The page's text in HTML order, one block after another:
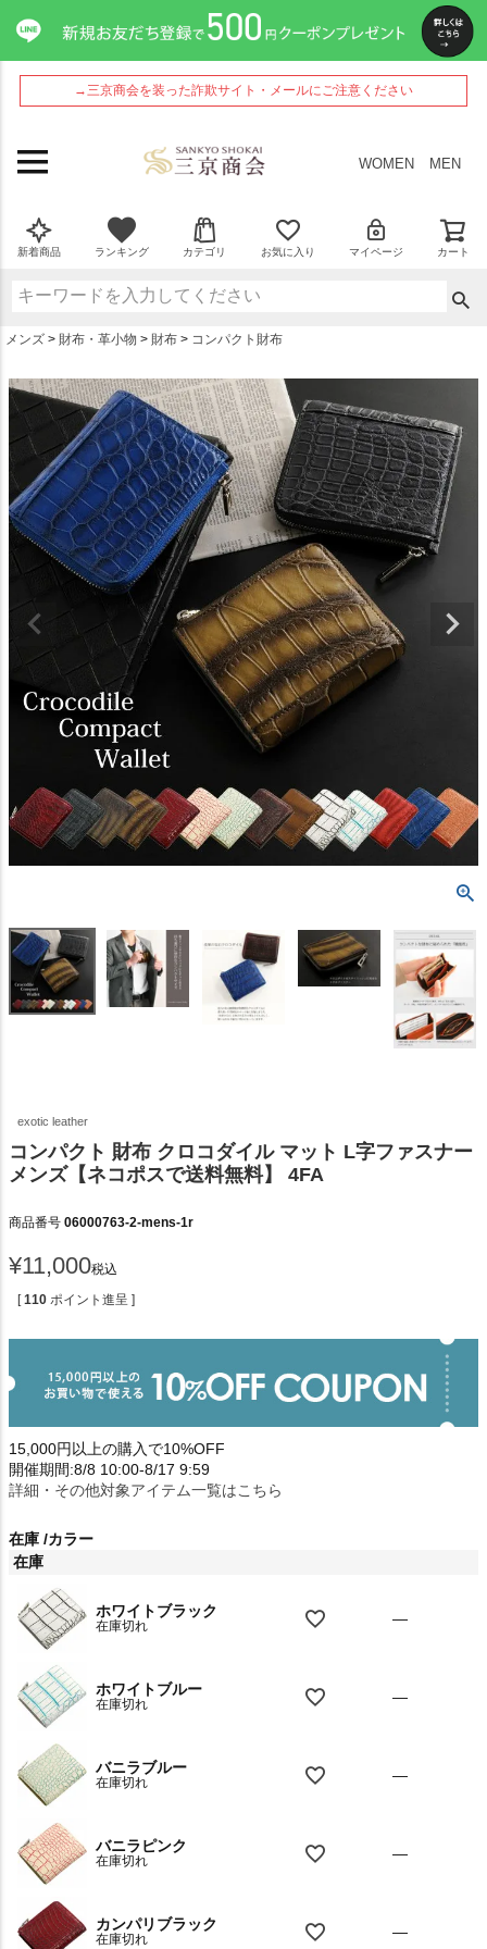
→三京商会を装った詐欺サイト・メールにご注意ください
WOMEN MEN
新着商品 ランキング カテゴリ お気に入り マイページ カート
メンズ 財布・革小物 財布 コンパクト財布
exotic leather
コンパクト 財布 クロコダイル マット L字ファスナー
メンズ【ネコポスで送料無料】 4FA
商品番号 06000763-2-mens-1r
¥11,000税込
[ 110 ポイント進呈 ]
15,000円以上の購入で10%OFF
開催期間:8/8 10:00-8/17 9:59
詳細・その他対象アイテム一覧はこちら
在庫 カラー
在庫
ホワイトブラック
在庫切れ —
ホワイトブルー
在庫切れ —
バニラブルー
在庫切れ —
バニラピンク
在庫切れ —
カンパリブラック
在庫切れ —
ペー
ジト
ップ
へ